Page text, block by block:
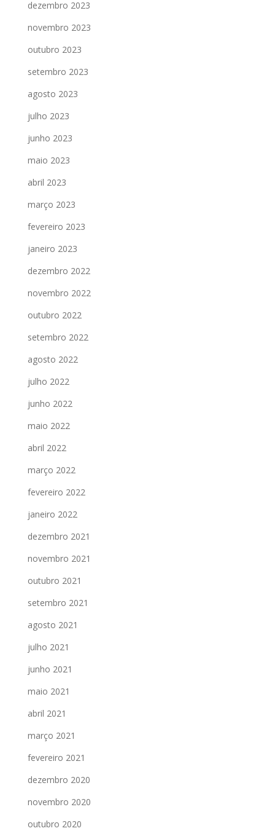
dezembro 2023
novembro 2023
outubro 2023
setembro 2023
agosto 2023
julho 2023
junho 2023
maio 2023
abril 2023
março 2023
fevereiro 2023
janeiro 2023
dezembro 2022
novembro 2022
outubro 2022
setembro 2022
agosto 2022
julho 2022
junho 2022
maio 2022
abril 2022
março 2022
fevereiro 2022
janeiro 2022
dezembro 2021
novembro 2021
outubro 2021
setembro 2021
agosto 2021
julho 2021
junho 2021
maio 2021
abril 2021
março 2021
fevereiro 2021
dezembro 2020
novembro 2020
outubro 2020